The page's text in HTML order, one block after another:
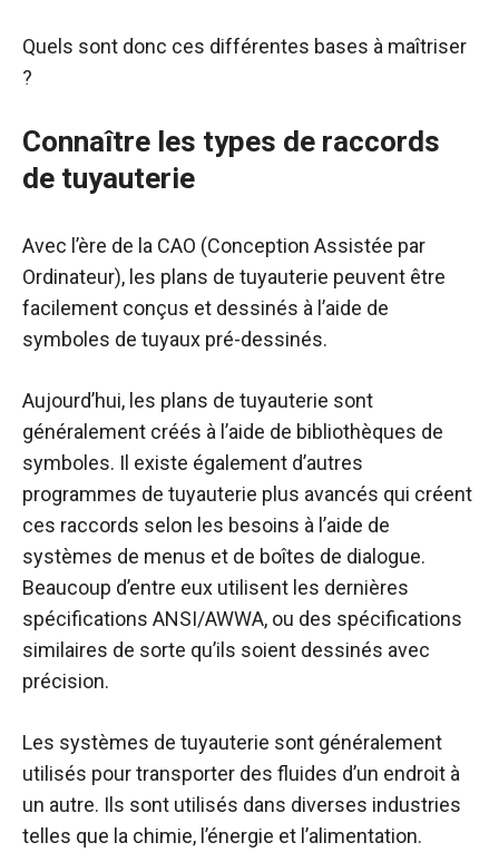
Quels sont donc ces différentes bases à maîtriser
?
Connaître les types de raccords
de tuyauterie
Avec l’ère de la CAO (Conception Assistée par
Ordinateur), les plans de tuyauterie peuvent être
facilement conçus et dessinés à l’aide de
symboles de tuyaux pré-dessinés.
Aujourd’hui, les plans de tuyauterie sont
généralement créés à l’aide de bibliothèques de
symboles. Il existe également d’autres
programmes de tuyauterie plus avancés qui créent
ces raccords selon les besoins à l’aide de
systèmes de menus et de boîtes de dialogue.
Beaucoup d’entre eux utilisent les dernières
spécifications ANSI/AWWA, ou des spécifications
similaires de sorte qu’ils soient dessinés avec
précision.
Les systèmes de tuyauterie sont généralement
utilisés pour transporter des fluides d’un endroit à
un autre. Ils sont utilisés dans diverses industries
telles que la chimie, l’énergie et l’alimentation.